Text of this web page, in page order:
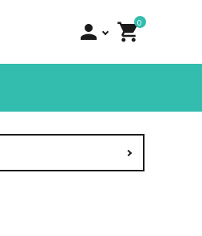
person 0
shopping_cart